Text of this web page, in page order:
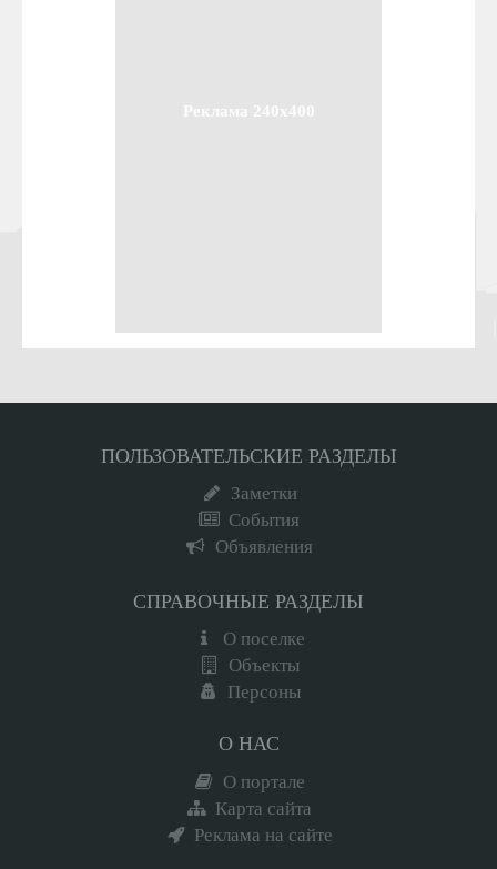
Реклама 240x400
ПОЛЬЗОВАТЕЛЬСКИЕ РАЗДЕЛЫ
Заметки
События
Объявления
СПРАВОЧНЫЕ РАЗДЕЛЫ
О поселке
Объекты
Персоны
О НАС
О портале
Карта сайта
Реклама на сайте